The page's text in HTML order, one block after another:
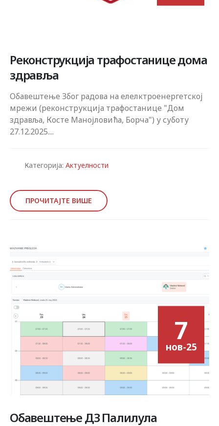
Реконструкција трафостанице дома
здравља
Обавештење Због радова на елелктроенергетској
мрежи (реконструкција трафостанице "Дом
здравља, Косте Манојловића, Борча") у суботу
27.12.2025....
Категорија: Актуелности
ПРОЧИТАЈТЕ ВИШЕ
7
нов-25
Обавештење ДЗ Палилула